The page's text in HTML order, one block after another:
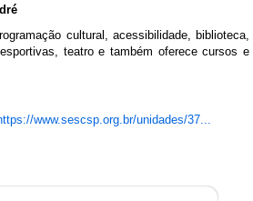
cultural, acessibilidade, biblioteca,
teatro e também oferece cursos e
www.sescsp.org.br/unidades/37...